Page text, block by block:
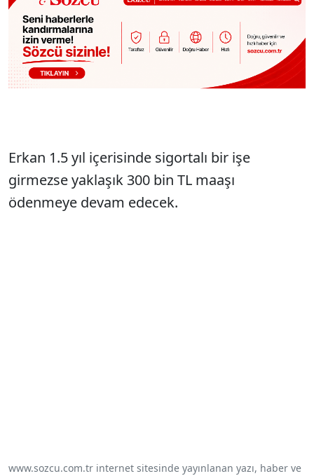
Erkan 1.5 yıl içerisinde sigortalı bir işe
girmezse yaklaşık 300 bin TL maaşı
ödenmeye devam edecek.
www.sozcu.com.tr internet sitesinde yayınlanan yazı, haber ve